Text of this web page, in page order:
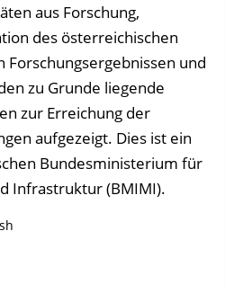
aus Forschung,
des österreichischen
und
zu Grunde liegende
zur Erreichung der
aufgezeigt. Dies ist ein
Bundesministerium für
Infrastruktur (BMIMI).